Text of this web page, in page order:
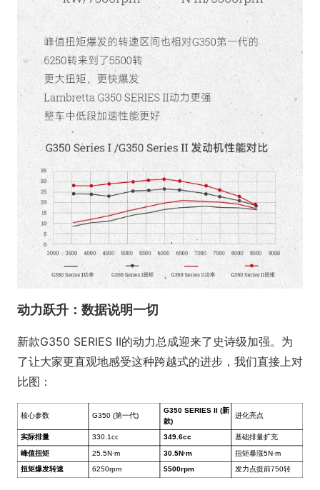
动力跃升：数据说明一切
新款G350 SERIES II的动力总成迎来了史诗级加强。为
了让大家更直观地感受这种跨越式的进步，我们直接上对
比图：